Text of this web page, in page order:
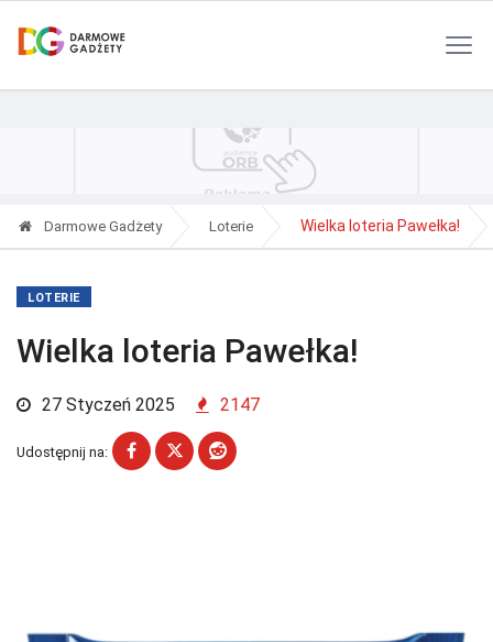
Darmowe Gadżety Loterie Wielka loteria Pawełka!
LOTERIE
Wielka loteria Pawełka!
27 Styczeń 2025 2147
Udostępnij na: